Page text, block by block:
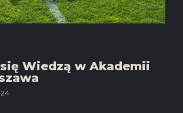
Wiedzą w Akademii